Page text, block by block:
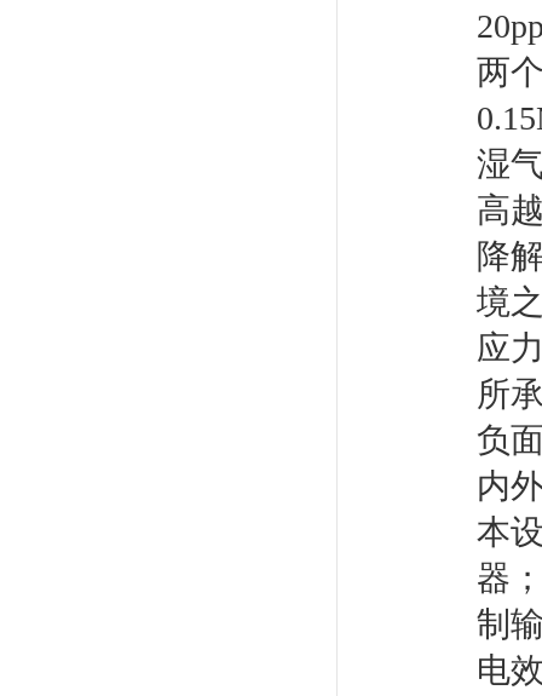
两
湿
高
降
境
应
所
负
内
本
器
制
电